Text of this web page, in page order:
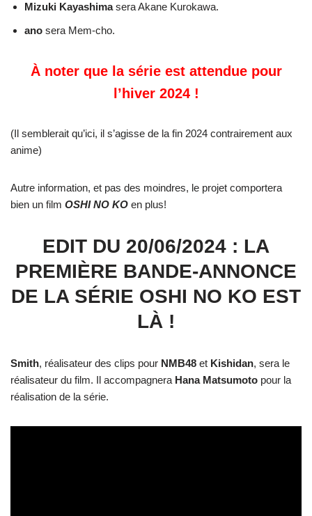
Mizuki Kayashimasera Akane Kurokawa.
ano sera Mem-cho.
À noter que la série est attendue pour
l’hiver 2024 !
(Il semblerait qu’ici, il s’agisse de la fin 2024 contrairement aux
anime)
Autre information, et pas des moindres, le projet comportera
bien un film OSHI NO KO en plus!
EDIT DU 20/06/2024 : LA
PREMIÈRE BANDE-ANNONCE
DE LA SÉRIE OSHI NO KO EST
LÀ !
Smith, réalisateur des clips pour NMB48 et Kishidan, sera le
réalisateur du film. Il accompagnera Hana Matsumoto pour la
réalisation de la série.